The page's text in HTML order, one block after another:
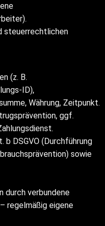
steuerrechtlichen
(z. B.
ID),
Währung, Zeitpunkt.
ggf.
b DSGVO (Durchführung
sowie
durch verbundene
regelmäßig eigene